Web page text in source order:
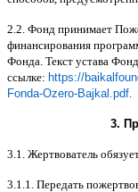
2.2. Фонд принимает
финансирования
Фонда Текст устава
ссылке: https://
Fonda-Ozero-Bajkal.pdf
3.
3.1. Жертвователь
3.1.1. Передать